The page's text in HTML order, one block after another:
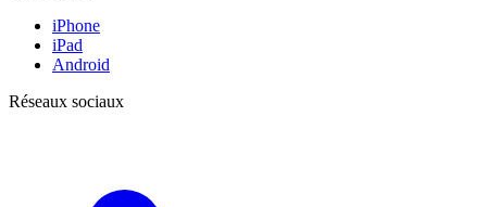
iPhone
iPad
Android
Réseaux sociaux